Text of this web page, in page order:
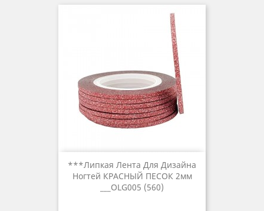
***Липкая Лента Для Дизайна
Ногтей КРАСНЫЙ ПЕСОК 2мм
___OLG005 (560)